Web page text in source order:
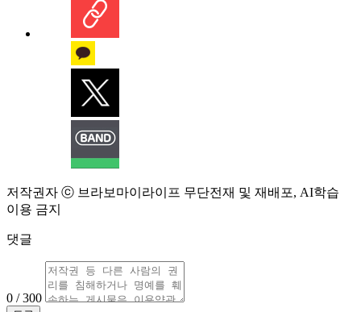
저작권자 ⓒ 브라보마이라이프 무단전재 및 재배포, AI학습
이용 금지
댓글
0 / 300